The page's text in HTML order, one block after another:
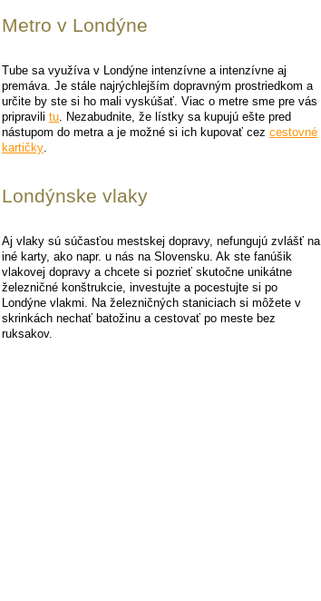
Metro v Londýne
Tube sa využíva v Londýne intenzívne a intenzívne aj
premáva. Je stále najrýchlejším dopravným prostriedkom a
určite by ste si ho mali vyskúšať. Viac o metre sme pre vás
pripravili tu. Nezabudnite, že lístky sa kupujú ešte pred
nástupom do metra a je možné si ich kupovať cez cestovné
kartičky.
Londýnske vlaky
Aj vlaky sú súčasťou mestskej dopravy, nefungujú zvlášť na
iné karty, ako napr. u nás na Slovensku. Ak ste fanúšik
vlakovej dopravy a chcete si pozrieť skutočne unikátne
železničné konštrukcie, investujte a pocestujte si po
Londýne vlakmi. Na železničných staniciach si môžete v
skrinkách nechať batožinu a cestovať po meste bez
ruksakov.